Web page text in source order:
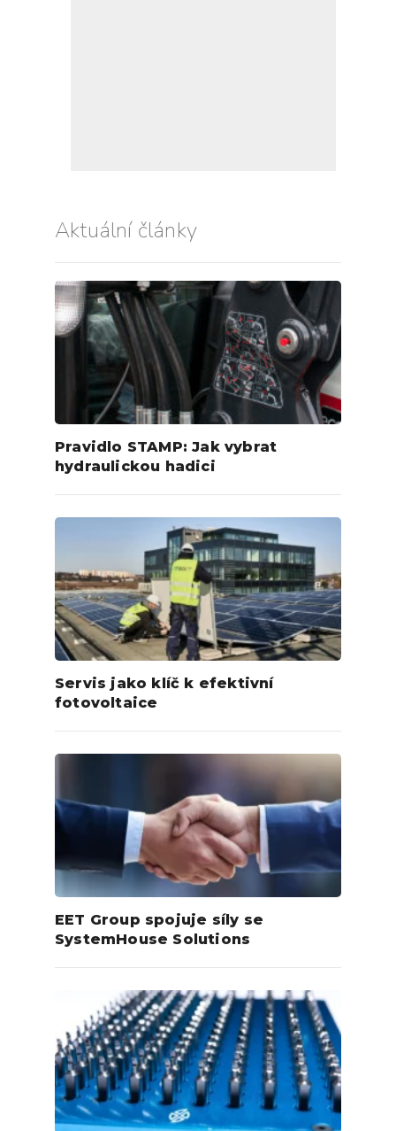
Aktuální články
Pravidlo STAMP: Jak vybrat
hydraulickou hadici
Servis jako klíč k efektivní
fotovoltaice
EET Group spojuje síly se
SystemHouse Solutions